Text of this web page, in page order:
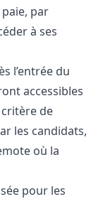
par
à ses
l’entrée du
accessibles
de
les candidats,
où la
pour les